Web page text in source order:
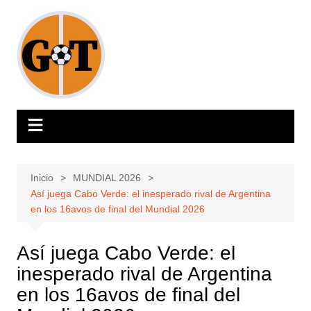
contenido
Inicio
MUNDIAL 2026
Así juega Cabo Verde: el inesperado rival de Argentina
en los 16avos de final del Mundial 2026
Así juega Cabo Verde: el
inesperado rival de Argentina
en los 16avos de final del